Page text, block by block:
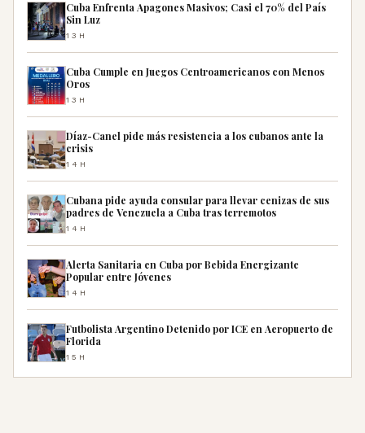
Cuba Enfrenta Apagones Masivos; Casi el 70% del País
Sin Luz
13H
Cuba Cumple en Juegos Centroamericanos con Menos
Oros
13H
Díaz-Canel pide más resistencia a los cubanos ante la
crisis
14H
Cubana pide ayuda consular para llevar cenizas de sus
padres de Venezuela a Cuba tras terremotos
14H
Alerta Sanitaria en Cuba por Bebida Energizante
Popular entre Jóvenes
14H
Futbolista Argentino Detenido por ICE en Aeropuerto de
Florida
15H